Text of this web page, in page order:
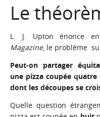
Le
L. J. Upton énonce
Magazine, le problème
Peut-on partager
une pizza coupée
dont les découpes se
Quelle question